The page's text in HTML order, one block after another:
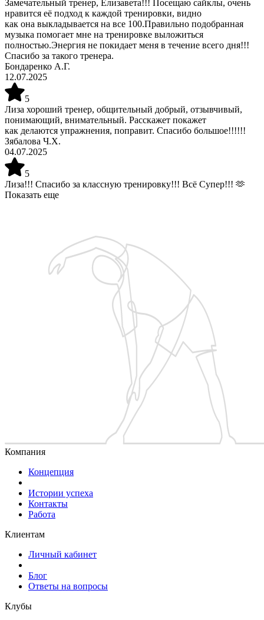
Замечательный тренер, Елизавета!!! Посещаю сайклы, очень
нравится её подход к каждой тренировки, видно
как она выкладывается на все 100.Правильно подобранная
музыка помогает мне на тренировке выложиться
полностью.Энергия не покидает меня в течение всего дня!!!
Спасибо за такого тренера.
Бондаренко А.Г.
12.07.2025
5
Лиза хороший тренер, общительный добрый, отзывчивый,
понимающий, внимательный. Расскажет покажет
как делаются упражнения, поправит. Спасибо большое!!!!!!
Зябалова Ч.Х.
04.07.2025
5
Лиза!!! Спасибо за классную тренировку!!! Всё Супер!!! 🫶
Показать еще
Компания
Концепция
Истории успеха
Контакты
Работа
Клиентам
Личный кабинет
Блог
Ответы на вопросы
Клубы